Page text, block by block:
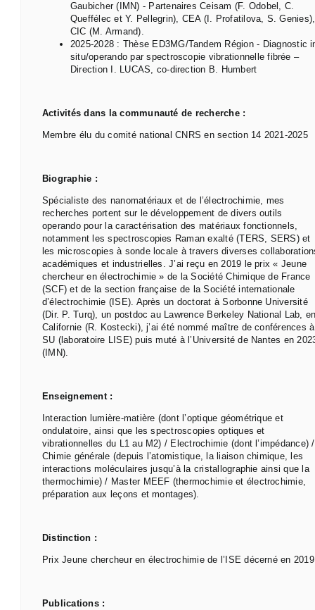
Gaubicher (IMN) - Partenaires Ceisam (F. Odobel, C.
Queffélec et Y. Pellegrin), CEA (I. Profatilova, S. Genies),
CIC (M. Armand).
2025-2028 : Thèse ED3MG/Tandem Région - Diagnostic
situ/operando par spectroscopie vibrationnelle fibrée –
Direction I. LUCAS, co-direction B. Humbert
Activités dans la communauté de recherche :
Membre élu du comité national CNRS en section 14 2021-2025
Biographie :
Spécialiste des nanomatériaux et de l’électrochimie, mes
recherches portent sur le développement de divers outils
operando pour la caractérisation des matériaux fonctionnels,
notamment les spectroscopies Raman exalté (TERS, SERS) et
les microscopies à sonde locale à travers diverses
académiques et industrielles. J’ai reçu en 2019 le prix « Jeune
chercheur en électrochimie » de la Société Chimique de France
(SCF) et de la section française de la Société internationale
d’électrochimie (ISE). Après un doctorat à Sorbonne Université
(Dir. P. Turq), un postdoc au Lawrence Berkeley National Lab,
Californie (R. Kostecki), j’ai été nommé maître de conférences à
SU (laboratoire LISE) puis muté à l’Université de Nantes en
(IMN).
Enseignement :
Interaction lumière-matière (dont l’optique géométrique et
ondulatoire, ainsi que les spectroscopies optiques et
vibrationnelles du L1 au M2) / Electrochimie (dont l’impédance) /
Chimie générale (depuis l’atomistique, la liaison chimique, les
interactions moléculaires jusqu’à la cristallographie ainsi que la
thermochimie) / Master MEEF (thermochimie et électrochimie,
préparation aux leçons et montages).
Distinction :
Prix Jeune chercheur en électrochimie de l’ISE décerné en
Publications :